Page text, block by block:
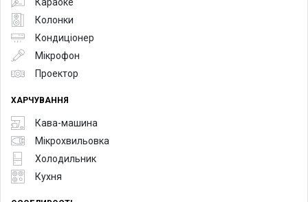
Колонки
Кондиціонер
Мікрофон
Проектор
ХАРЧУВАННЯ
Кава-машина
Мікрохвильовка
Холодильник
Кухня